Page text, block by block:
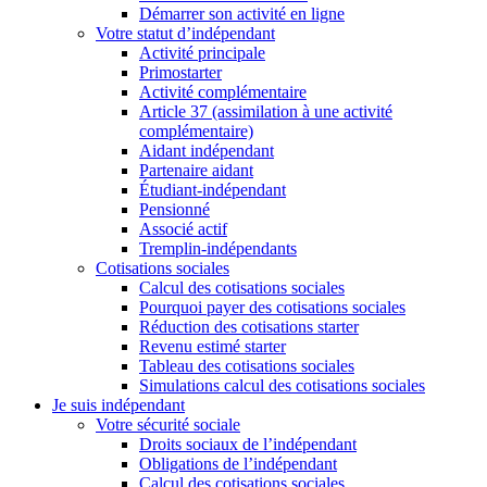
Démarrer son activité en ligne
Votre statut d’indépendant
Activité principale
Primostarter
Activité complémentaire
Article 37 (assimilation à une activité
complémentaire)
Aidant indépendant
Partenaire aidant
Étudiant-indépendant
Pensionné
Associé actif
Tremplin-indépendants
Cotisations sociales
Calcul des cotisations sociales
Pourquoi payer des cotisations sociales
Réduction des cotisations starter
Revenu estimé starter
Tableau des cotisations sociales
Simulations calcul des cotisations sociales
Je suis indépendant
Votre sécurité sociale
Droits sociaux de l’indépendant
Obligations de l’indépendant
Calcul des cotisations sociales